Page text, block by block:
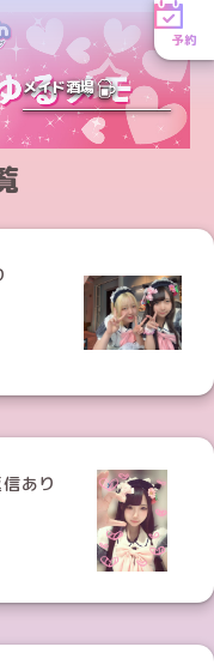
予約
メイド酒場
あり